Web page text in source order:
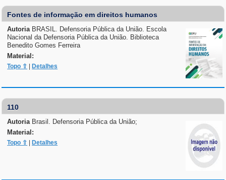
Fontes de informação em direitos humanos
Autoria BRASIL. Defensoria Pública da União. Escola
Nacional da Defensoria Pública da União. Biblioteca
Benedito Gomes Ferreira
Material:
Topo ⇧ Detalhes
110
Autoria Brasil. Defensoria Pública da União;
Material:
Topo ⇧ Detalhes